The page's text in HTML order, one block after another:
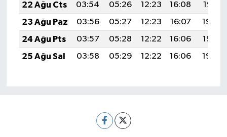
22 Ağu Cts
03:54 05:26 12:23 16:08
19:10
23 Ağu Paz
03:56 05:27 12:23 16:07
19:08
24 Ağu Pts
03:57 05:28 12:22 16:06
19:07
25 Ağu Sal
03:58 05:29 12:22 16:06 19:05